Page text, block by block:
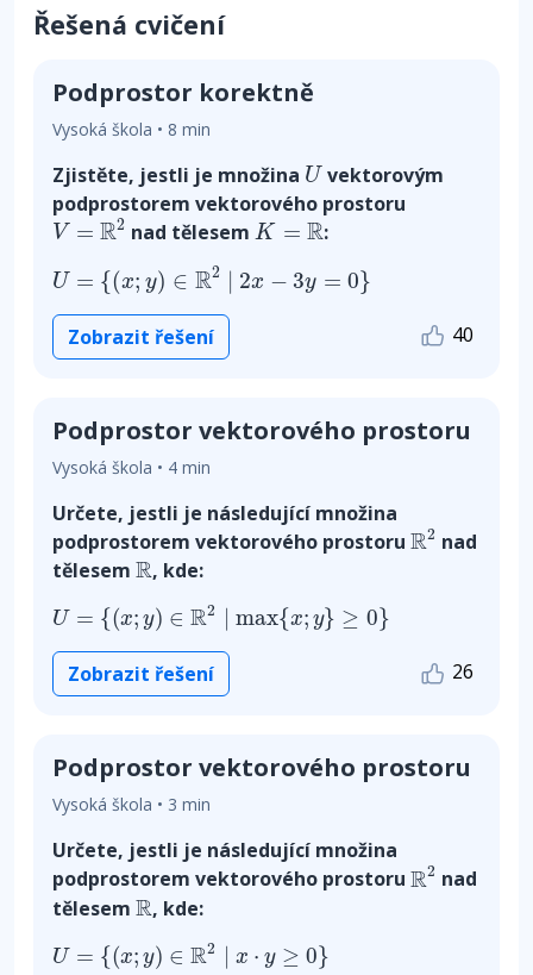
Řešená cvičení
Podprostor korektně
Vysoká škola • 8 min
Zjistěte, jestli je množina U
Uvektorovým
podprostorem vektorového prostoru
V = R2
V=R2 nad tělesemK = R
K= :
U = {(x; y) ∈ R2 | 2x − 3y = 0}
U= x;y R 2x − 3y
Zobrazit řešení 40
Podprostor vektorového prostoru
Vysoká škola • 4 min
Určete, jestli je následující množina
podprostorem vektorového prostoru R2
R2 nad
tělesem R
R, kde:
U = {(x; y) ∈ R2 max{x; y} ≥ 0}
U= x;y R |m a }≥
Zobrazit řešení 26
Podprostor vektorového prostoru
Vysoká škola • 3 min
Určete, jestli je následující množina
podprostorem vektorového prostoru R2
R2 nad
tělesem R
R, kde:
U = {(x; y) ∈ R2 x ⋅ y ≥ 0}
U= x;y R |x⋅y ≥